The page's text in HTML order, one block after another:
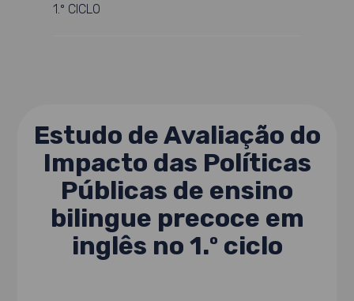
1.º CICLO
Estudo de Avaliação do
Impacto das Políticas
Públicas de ensino
bilingue precoce em
inglês no 1.º ciclo